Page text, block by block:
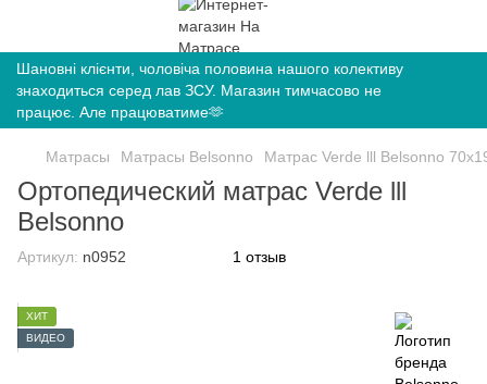
Шановні клієнти, чоловіча половина нашого колективу
знаходиться серед лав ЗСУ. Магазин тимчасово не
працює. Але працюватиме🫶
Матрасы Матрасы Belsonno Матрас Verde lll Belsonno
Ортопедический матрас Verde lll
Belsonno
Артикул: n0952 1 отзыв
ХИТ
ВИДЕО